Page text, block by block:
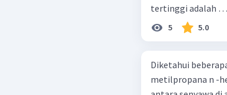
tertinggi adalah
5 5.0
Diketahui beberapa
metilpropana n -heksana 2,2-dimetilbutana 2,2-dimetilpropana Di